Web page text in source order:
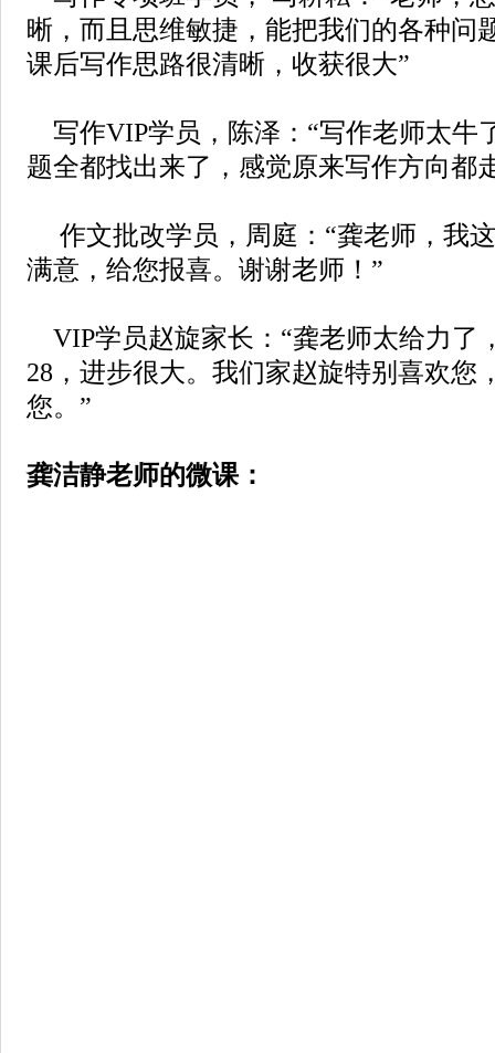
晰，而且思维敏捷，能把我们的各种问
课后写作思路很清晰，收获很大”
写作VIP学员，陈泽： “写作老师太牛
题全都找出来了，感觉原来写作方向都
作文批改学员，周庭： “龚老师，我
满意，给您报喜。谢谢老师！”
VIP学员赵旋家长： “龚老师太给力了
28，进步很大。我们家赵旋特别喜欢您
您。”
龚洁静老师的微课：